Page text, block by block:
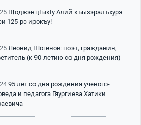
ЩоджэнцIыкIу Алий къызэралъхурэ
125-рэ ирокъу!
Леонид Шогенов: поэт, гражданин,
(к 90-летию со дня рождения)
95 лет со дня рождения ученого-
и педагога Гяургиева Хатики